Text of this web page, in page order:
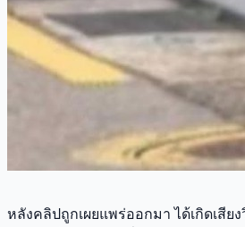
หลังคลิปถูกเผยแพร่ออกมา ได้เกิดเสีย